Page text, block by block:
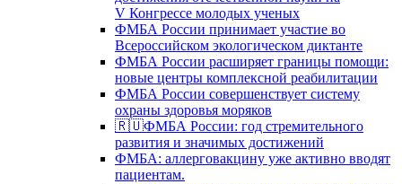
V Конгрессе молодых ученых
ФМБА России принимает участие во
Всероссийском экологическом диктанте
ФМБА России расширяет границы помощи:
новые центры комплексной реабилитации
ФМБА России совершенствует систему
охраны здоровья моряков
🇷🇺ФМБА России: год стремительного
развития и значимых достижений
ФМБА: аллерговакцину уже активно вводят
пациентам.